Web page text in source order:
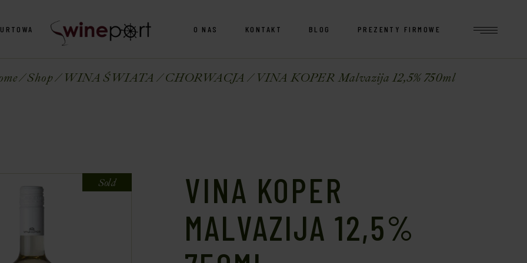
O NAS KONTAKT BLOG PREZENTY FIRMOWE
Shop WINA ŚWIATA CHORWACJA VINA KOPER Malvazija 12,5% 750ml
Sold
VINA KOPER
MALVAZIJA 12,5%